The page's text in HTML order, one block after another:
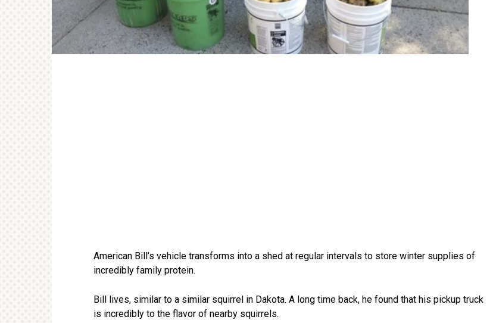
American Bill’s vehicle transforms into a shed at regular intervals to store winter supplies of
incredibly family protein.
Bill lives, similar to a similar squirrel in Dakota. A long time back, he found that his pickup truck
is incredibly to the flavor of nearby squirrels.